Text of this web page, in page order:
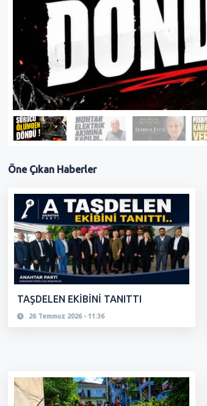
Öne Çıkan Haberler
TAŞDELEN EKİBİNİ TANITTI
26 Temmuz 2026 - 11:36